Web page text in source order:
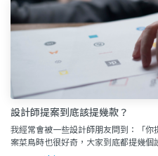
設計師提案到底該提幾款？
我經常會被一些設計師朋友問到：「
案菜鳥時也很好奇，大家到底都提幾